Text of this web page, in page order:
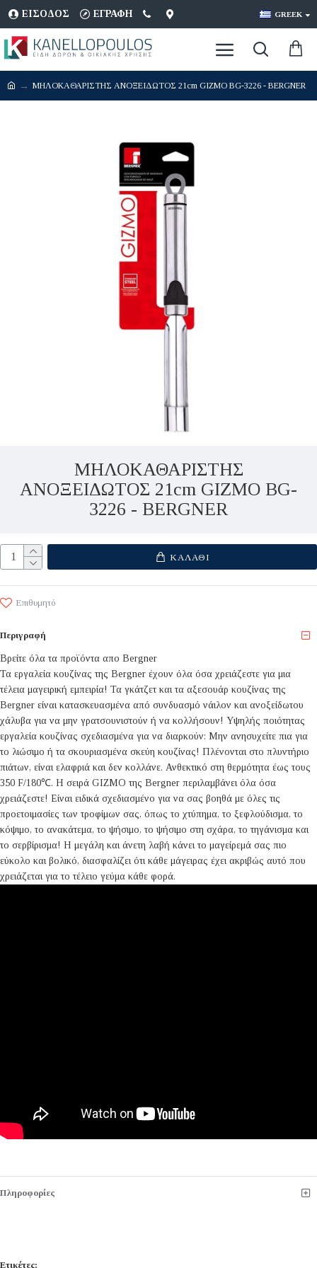
ΕΊΣΟΔΟΣ ΕΓΡΑΦΉ GREEK
ΜΗΛΟΚΑΘΑΡΙΣΤΗΣ ΑΝΟΞΕΙΔΩΤΟΣ 21cm GIZMO BG-3226 - BERGNER
ΜΗΛΟΚΑΘΑΡΙΣΤΗΣ
ΑΝΟΞΕΙΔΩΤΟΣ 21cm GIZMO BG-
3226 - BERGNER
ΚΑΛΆΘΙ
Επιθυμητό
Περιγραφή
Βρείτε όλα τα προϊόντα απο Bergner
Τα εργαλεία κουζίνας της Bergner έχουν όλα όσα χρειάζεστε για μια
τέλεια μαγειρική εμπειρία! Τα γκάτζετ και τα αξεσουάρ κουζίνας της
Bergner είναι κατασκευασμένα από συνδυασμό νάιλον και ανοξείδωτου
χάλυβα για να μην γρατσουνιστούν ή να κολλήσουν! Υψηλής ποιότητας
εργαλεία κουζίνας σχεδιασμένα για να διαρκούν: Μην ανησυχείτε πια για
το λιώσιμο ή τα σκουριασμένα σκεύη κουζίνας! Πλένονται στο πλυντήριο
πιάτων, είναι ελαφριά και δεν κολλάνε. Ανθεκτικό στη θερμότητα έως τους
350 F/180℃. Η σειρά GIZMO της Bergner περιλαμβάνει όλα όσα
χρειάζεστε! Είναι ειδικά σχεδιασμένο για να σας βοηθά με όλες τις
προετοιμασίες των τροφίμων σας, όπως το χτύπημα, το ξεφλούδισμα, το
κόψιμο, το ανακάτεμα, το ψήσιμο, το ψήσιμο στη σχάρα, το τηγάνισμα και
το σερβίρισμα! Η μεγάλη και άνετη λαβή κάνει το μαγείρεμά σας πιο
εύκολο και βολικό, διασφαλίζει ότι κάθε μάγειρας έχει ακριβώς αυτό που
χρειάζεται για το τέλειο γεύμα κάθε φορά.
Πληροφορίες
Ετικέτες: